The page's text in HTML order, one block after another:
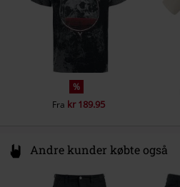
%
Fra kr 189.95
Andre kunder købte også